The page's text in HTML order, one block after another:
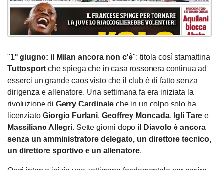
"1° giugno: il Milan ancora non c'è": titola così stamattina
Tuttosport che spiega che in casa rossonera continua ad
esserci un grande caos visto che il club è di fatto senza
dirigenza e allenatore. Una settimana fa era iniziata la
rivoluzione di Gerry Cardinale che in un colpo solo ha
licenziato Giorgio Furlani, Geoffrey Moncada, Igli Tare e
Massiliano Allegri. Sette giorni dopo il Diavolo è ancora
senza un amministratore delegato, un direttore tecnico,
un direttore sportivo e un allenatore.